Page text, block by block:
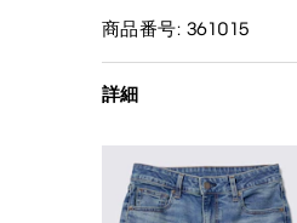
商品番号: 361015
詳細